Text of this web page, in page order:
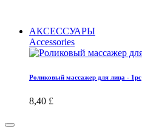
АКСЕССУАРЫ
Accessories
Роликовый массажер для лица - 1pc
8,40 £